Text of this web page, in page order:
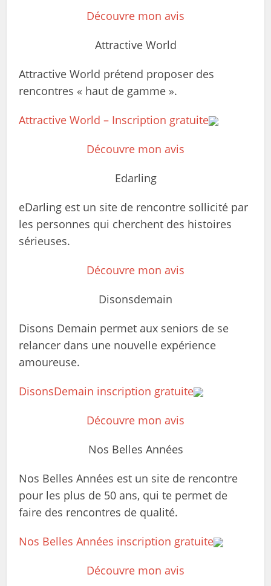
Découvre mon avis
Attractive World
Attractive World prétend proposer des
rencontres « haut de gamme ».
Attractive World – Inscription gratuite
Découvre mon avis
Edarling
eDarling est un site de rencontre sollicité par
les personnes qui cherchent des histoires
sérieuses.
Découvre mon avis
Disonsdemain
Disons Demain permet aux seniors de se
relancer dans une nouvelle expérience
amoureuse.
DisonsDemain inscription gratuite
Découvre mon avis
Nos Belles Années
Nos Belles Années est un site de rencontre
pour les plus de 50 ans, qui te permet de
faire des rencontres de qualité.
Nos Belles Années inscription gratuite
Découvre mon avis